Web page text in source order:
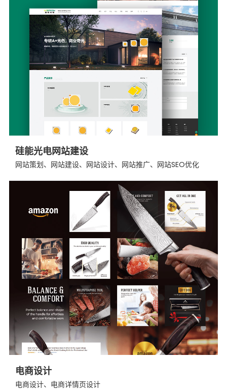
硅能光电网站建设
网站策划、网站建设、网站设计、网站推广、网站SEO优化
电商设计
电商设计、电商详情页设计